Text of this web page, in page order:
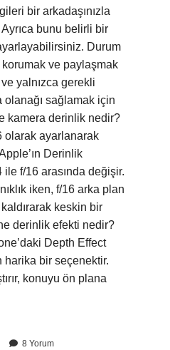
bir arkadaşınızla
Ayrıca bunu belirli bir
Durum
ve paylaşmak
yalnızca gerekli
sağlamak için
kamera derinlik nedir?
olarak ayarlanarak
Derinlik
f/16 arasında değişir.
iken, f/16 arka plan
kaldırarak keskin bir
derinlik efekti nedir?
Depth Effect
harika bir seçenektir.
konuyu ön plana
8 Yorum